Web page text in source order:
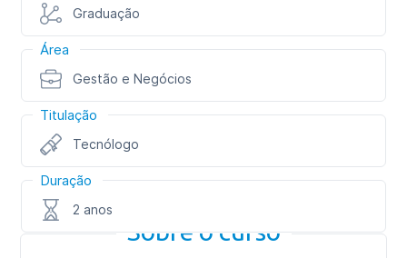
Graduação
Área
Gestão e Negócios
Titulação
Tecnólogo
Duração
2 anos
Sobre o curso